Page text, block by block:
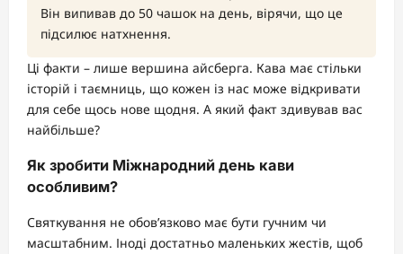
Він випивав до 50 чашок на день, вірячи, що це
підсилює натхнення.
Ці факти – лише вершина айсберга. Кава має стільки
історій і таємниць, що кожен із нас може відкривати
для себе щось нове щодня. А який факт здивував вас
найбільше?
Як зробити Міжнародний день кави
особливим?
Святкування не обов’язково має бути гучним чи
масштабним. Іноді достатньо маленьких жестів, щоб